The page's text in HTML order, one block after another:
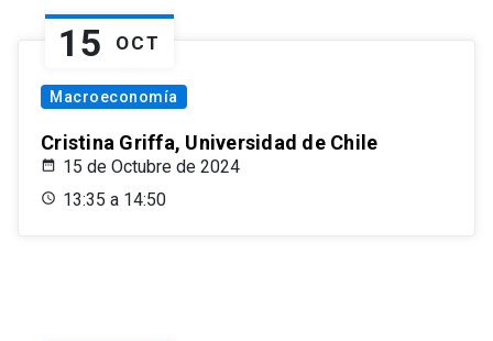
15 OCT
Macroeconomía
Cristina Griffa, Universidad de Chile
15 de Octubre de 2024
13:35 a 14:50